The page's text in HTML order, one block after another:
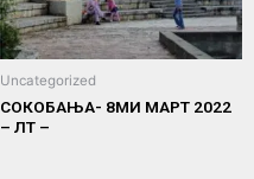
Uncategorized
СОКОБАЊА- 8МИ МАРТ 2022
– ЛТ –